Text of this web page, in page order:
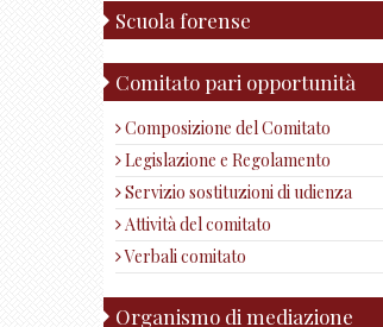
Scuola forense
Comitato pari opportunità
Composizione del Comitato
Legislazione e Regolamento
Servizio sostituzioni di udienza
Attività del comitato
Verbali comitato
Organismo di mediazione